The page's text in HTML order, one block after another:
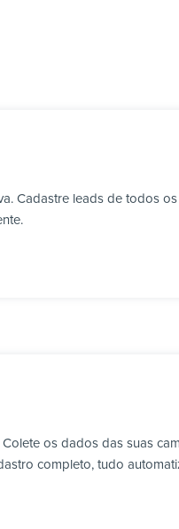
Cadastre leads de todos
os dados das suas
completo, tudo